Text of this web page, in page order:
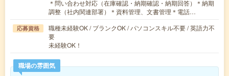
＊問い合わせ対応（在庫確認・納期確認・納期回答）＊納期
調整（社内関連部署）＊資料管理、文書管理＊電話…
応募資格
職種未経験OK / ブランクOK / パソコンスキル不要 / 英語力不
要
未経験OK！
職場の雰囲気